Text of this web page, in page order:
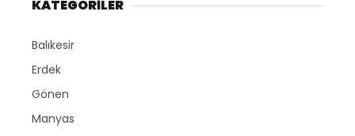
KATEGORİLER
Balıkesir
Erdek
Gönen
Manyas